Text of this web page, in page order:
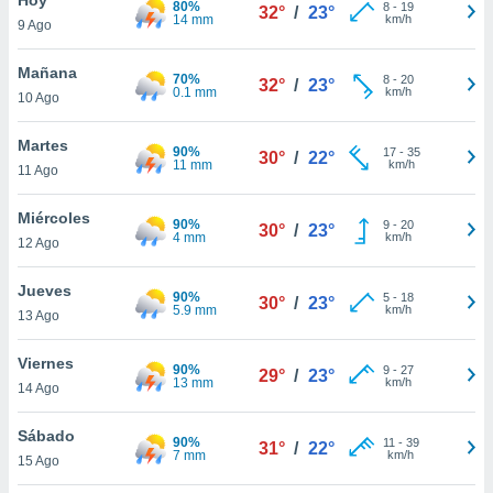
en
más
nuestra
de
cookies
aceptar
9 Ago
80%
14 mm
32° / 23° 8- 19
km/h
Mañana
10 Ago
70%
0.1 mm
32° / 23° 8- 20
km/h
Martes
11 Ago
90%
11 mm
30° / 22° 17- 35
km/h
Miércoles
12 Ago
90%
4 mm
30° / 23° 9- 20
km/h
Jueves
13 Ago
90%
5.9 mm
30° / 23° 5- 18
km/h
Viernes
14 Ago
90%
13 mm
29° / 23° 9- 27
km/h
Sábado
15 Ago
90%
7 mm
31° / 22° 11 - 39
km/h